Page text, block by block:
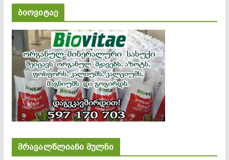
ბიოვიტაე
მრავალწლიანი მულჩი